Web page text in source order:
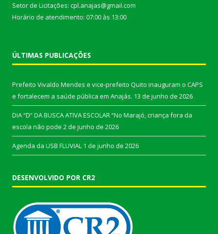
Setor de Licitações: cpl.anajas@gmail.com
Horário de atendimento: 07:00 às 13:00
ÚLTIMAS PUBLICAÇÕES
Prefeito Vivaldo Mendes e vice-prefeito Quito inauguram o CAPS
e fortalecem a saúde pública em Anajás. 13 de junho de 2026
DIA “D” DA BUSCA ATIVA ESCOLAR “No Marajó, criança fora da
escola não pode 2 de junho de 2026
Agenda da USB FLUVIAL 1 de junho de 2026
DESENVOLVIDO POR CR2